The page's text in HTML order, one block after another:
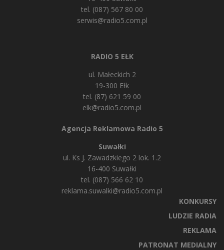
tel. (087) 567 80 00
serwis@radio5.com.pl
RADIO 5 EŁK
ul. Małeckich 2
19-300 Ełk
tel. (87) 621 59 00
elk@radio5.com.pl
Agencja Reklamowa Radio 5
Suwałki
ul. Ks J. Zawadzkiego 2 lok. 1.2
16-400 Suwałki
tel. (087) 566 62 10
reklama.suwalki@radio5.com.pl
KONKURSY
LUDZIE RADIA
REKLAMA
PATRONAT MEDIALNY